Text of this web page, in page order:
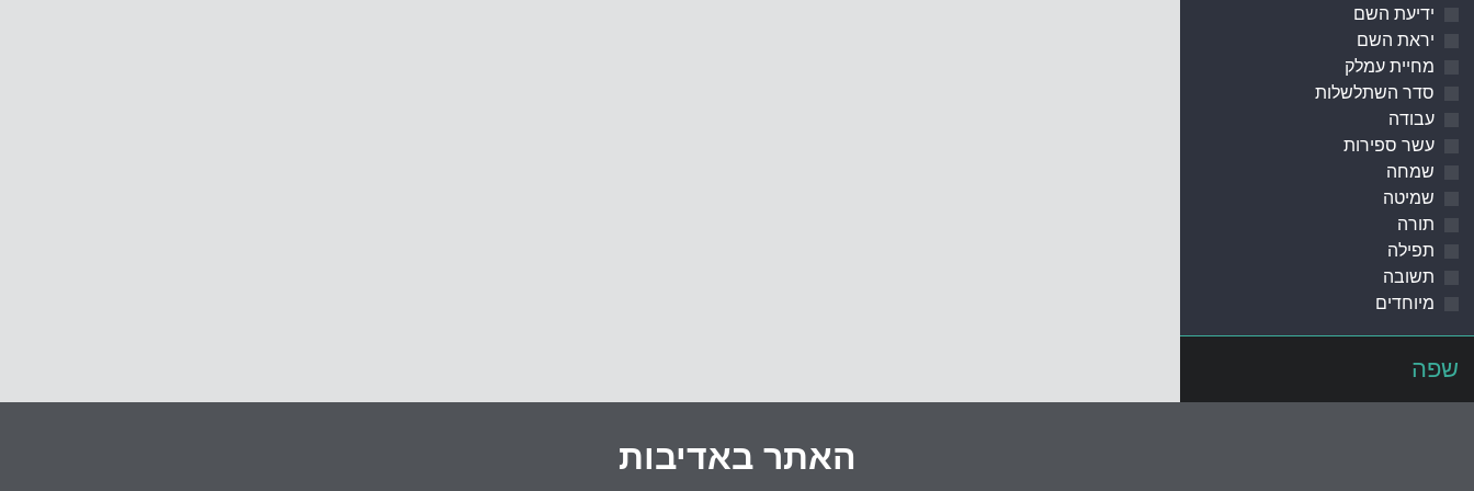
ידיעת השם
יראת השם
מחיית עמלק
סדר השתלשלות
עבודה
עשר ספירות
שמחה
שמיטה
תורה
תפילה
תשובה
מיוחדים
שפה
האתר באדיבות